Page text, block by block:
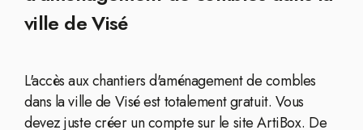
ville de Visé
L'accès aux chantiers d'aménagement de combles
dans la ville de Visé est totalement gratuit. Vous
devez juste créer un compte sur le site ArtiBox. De